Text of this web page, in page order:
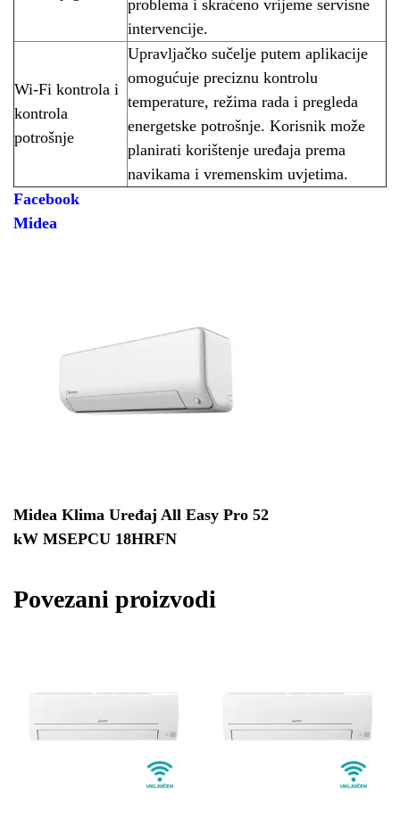
problema i skraćeno vrijeme servisne
intervencije.
Wi-Fi kontrola i
kontrola
potrošnje
Upravljačko sučelje putem aplikacije
omogućuje preciznu kontrolu
temperature, režima rada i pregleda
energetske potrošnje. Korisnik može
planirati korištenje uređaja prema
navikama i vremenskim uvjetima.
Facebook
Midea
Midea Klima Uređaj All Easy Pro 52
kW MSEPCU 18HRFN
Povezani proizvodi